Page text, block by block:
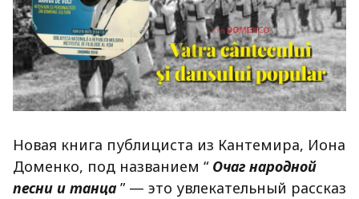
Новая книга публициста из Кантемира, Иона
Доменко, под названием “ Очаг народной
песни и танца ” — это увлекательный рассказ